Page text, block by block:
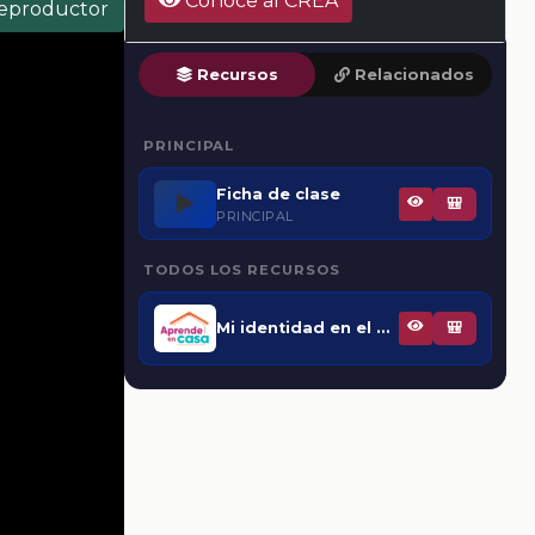
Recursos Relacionados
PRINCIPAL
▶️ Ficha de clase
PRINCIPAL
🎒
TODOS LOS RECURSOS
Mi identidad en el espacio geográfico 🎒